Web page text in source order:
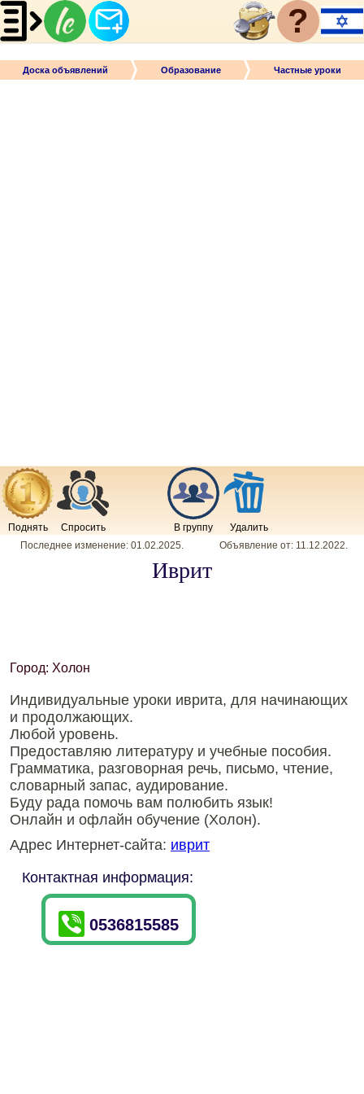
?
Доска объявлений Образование Частные уроки
Поднять Спросить В группу
Удалить
Последнее изменение: 01.02.2025. Объявление от: 11.12.2022.
Иврит
Город: Холон
Индивидуальные уроки иврита, для начинающих
и продолжающих.
Любой уровень.
Предоставляю литературу и учебные пособия.
Грамматика, разговорная речь, письмо, чтение,
словарный запас, аудирование.
Буду рада помочь вам полюбить язык!
Онлайн и офлайн обучение (Холон).
Адрес Интернет-сайта: иврит
Контактная информация:
0536815585